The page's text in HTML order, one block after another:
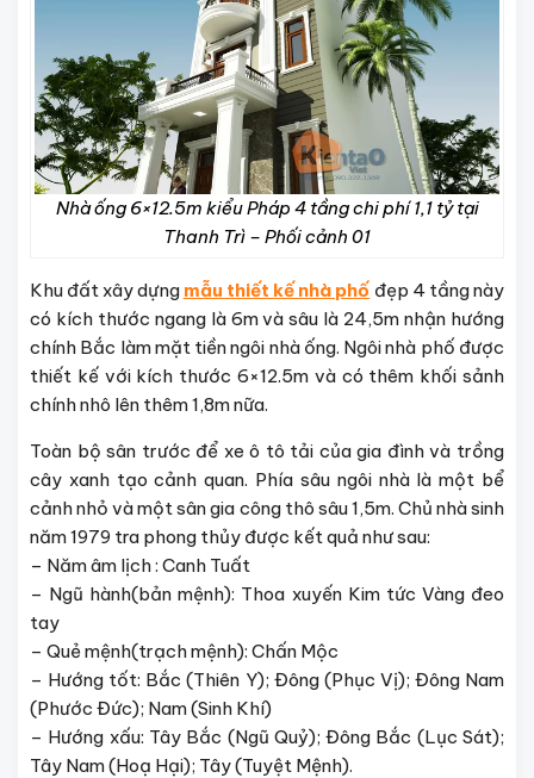
Nhà ống 6×12.5m kiểu Pháp 4 tầng chi phí 1,1 tỷ tại
Thanh Trì – Phối cảnh 01
Khu đất xây dựng mẫu thiết kế nhà phố đẹp 4 tầng này
có kích thước ngang là 6m và sâu là 24,5m nhận hướng
chính Bắc làm mặt tiền ngôi nhà ống. Ngôi nhà phố được
thiết kế với kích thước 6×12.5m và có thêm khối sảnh
chính nhô lên thêm 1,8m nữa.
Toàn bộ sân trước để xe ô tô tải của gia đình và trồng
cây xanh tạo cảnh quan. Phía sâu ngôi nhà là một bể
cảnh nhỏ và một sân gia công thô sâu 1,5m. Chủ nhà sinh
năm 1979 tra phong thủy được kết quả như sau:
– Năm âm lịch : Canh Tuất
– Ngũ hành(bản mệnh): Thoa xuyến Kim tức Vàng đeo
tay
– Quẻ mệnh(trạch mệnh): Chấn Mộc
– Hướng tốt: Bắc (Thiên Y); Đông (Phục Vị); Đông Nam
(Phước Đức); Nam (Sinh Khí)
– Hướng xấu: Tây Bắc (Ngũ Quỷ); Đông Bắc (Lục Sát);
Tây Nam (Hoạ Hại); Tây (Tuyệt Mệnh).